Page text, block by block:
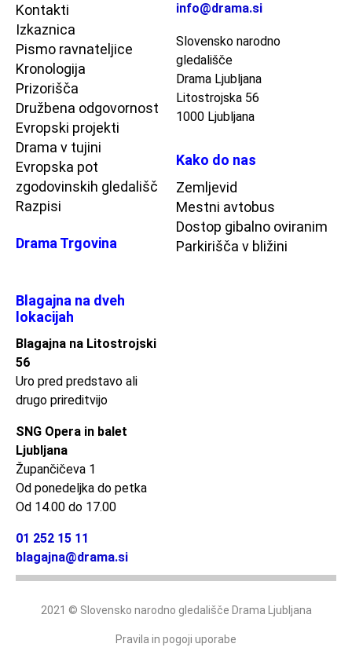
Kontakti
Izkaznica
Pismo ravnateljice
Kronologija
Prizorišča
Družbena odgovornost
Evropski projekti
Drama v tujini
Evropska pot
zgodovinskih gledališč
Razpisi
Drama Trgovina
info@drama.si
Slovensko narodno
gledališče
Drama Ljubljana
Litostrojska 56
1000 Ljubljana
Kako do nas
Zemljevid
Mestni avtobus
Dostop gibalno oviranim
Parkirišča v bližini
Blagajna na dveh
lokacijah
Blagajna na Litostrojski
56
Uro pred predstavo ali
drugo prireditvijo
SNG Opera in balet
Ljubljana
Župančičeva 1
Od ponedeljka do petka
Od 14.00 do 17.00
01 252 15 11
blagajna@drama.si
2021 © Slovensko narodno gledališče Drama Ljubljana
Pravila in pogoji uporabe